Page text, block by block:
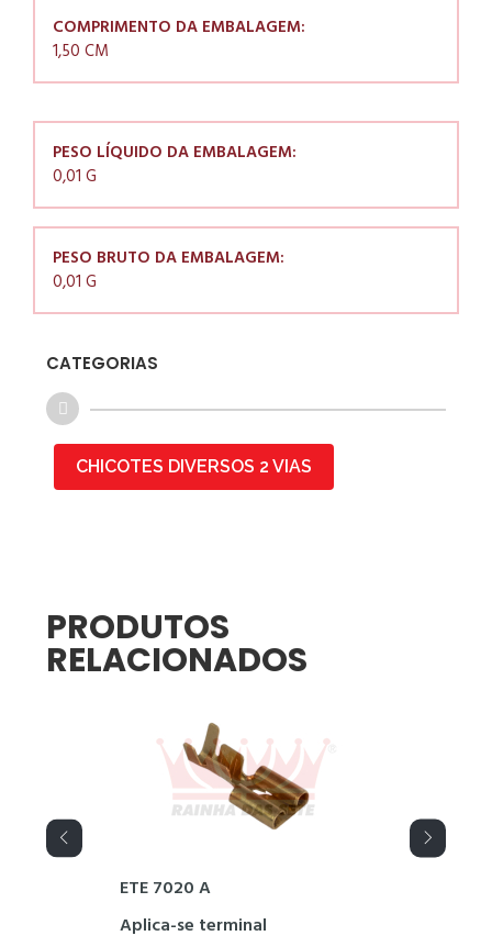
COMPRIMENTO DA EMBALAGEM:
1,50 CM
PESO LÍQUIDO DA EMBALAGEM:
0,01 G
PESO BRUTO DA EMBALAGEM:
0,01 G
CATEGORIAS
CHICOTES DIVERSOS 2 VIAS
PRODUTOS
RELACIONADOS
ETE 7020 A
Aplica-se terminal